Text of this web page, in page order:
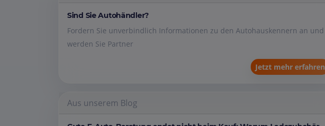
Sind Sie Autohändler?
Fordern Sie unverbindlich Informationen zu den Autohauskennern an und
werden Sie Partner
Jetzt mehr erfahren
Aus unserem Blog